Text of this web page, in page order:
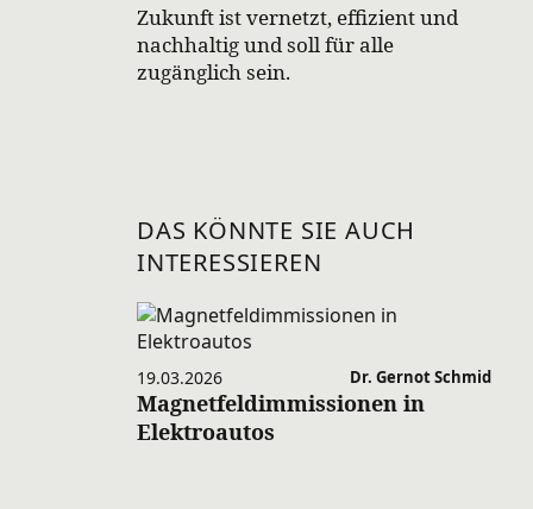
Zukunft ist vernetzt, effizient und
nachhaltig und soll für alle
zugänglich sein.
DAS KÖNNTE SIE AUCH
INTERESSIEREN
19.03.2026 Dr. Gernot Schmid
Magnetfeldimmissionen in
Elektroautos